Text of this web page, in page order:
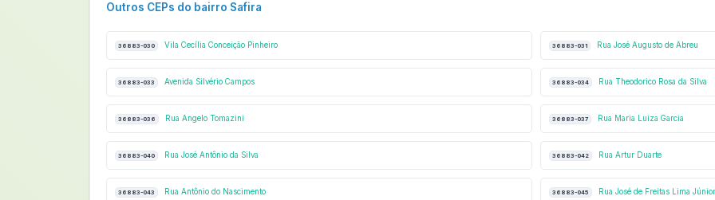
Outros CEPs do bairro Safira
36883-030 Vila Cecília Conceição Pinheiro 36883-031 Rua José Augusto de Abreu
36883-033 Avenida Silvério Campos 36883-034 Rua Theodorico Rosa da Silva
36883-036 Rua Angelo Tomazini 36883-037 Rua Maria Luiza Garcia
36883-040 Rua José Antônio da Silva 36883-042 Rua Artur Duarte
36883-043 Rua Antônio do Nascimento 36883-045 Rua José de Freitas Lima Júnior